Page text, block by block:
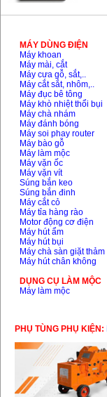
MÁY DÙNG ĐIỆN
Máy khoan
Máy mài, cắt
Máy cưa gỗ, sắt,..
Máy cắt sắt, nhôm,..
Máy đục bê tông
Máy khò nhiệt thổi bụi
Máy chà nhám
Máy đánh bóng
Máy soi phay router
Máy bào gỗ
Máy làm mộc
Máy vặn ốc
Máy vặn vít
Súng bắn keo
Súng bắn đinh
Máy cắt cỏ
Máy tỉa hàng rào
Motor động cơ điện
Máy hút ẩm
Máy hút bụi
Máy chà sàn giặt thảm
Máy hút chân không
DỤNG CỤ LÀM MỘC
Máy làm mộc
PHỤ TÙNG PHỤ KIỆN: